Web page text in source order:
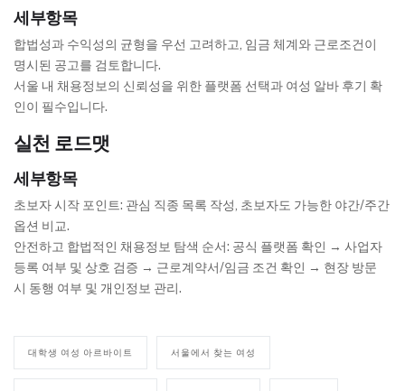
세부항목
합법성과 수익성의 균형을 우선 고려하고, 임금 체계와 근로조건이
명시된 공고를 검토합니다.
서울 내 채용정보의 신뢰성을 위한 플랫폼 선택과 여성 알바 후기 확
인이 필수입니다.
실천 로드맷
세부항목
초보자 시작 포인트: 관심 직종 목록 작성, 초보자도 가능한 야간/주간
옵션 비교.
안전하고 합법적인 채용정보 탐색 순서: 공식 플랫폼 확인 → 사업자
등록 여부 및 상호 검증 → 근로계약서/임금 조건 확인 → 현장 방문
시 동행 여부 및 개인정보 관리.
대학생 여성 아르바이트 서울에서 찾는 여성